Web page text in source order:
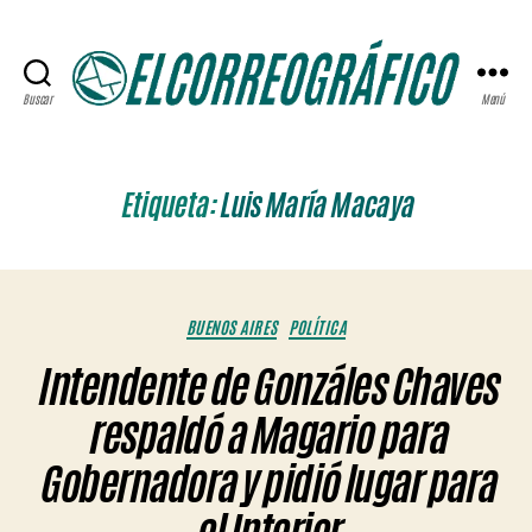
Buscar Menú
Etiqueta:Luis María Macaya
Categorías
BUENOS AIRES POLÍTICA
Intendente de Gonzáles Chaves
respaldó a Magario para
Gobernadora y pidió lugar para